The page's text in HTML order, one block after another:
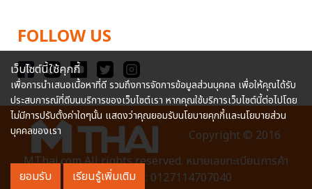
FOLLOW US
Copyright © 2016
MThai.com All rights reserved. หมายเลขทะเบียนการค้า
อิเล็กทรอนิกส์ : 0127114707040
เว็บไซต์นี้ใช้คุกกี้
เพื่อการนำเสนอเนื้อหาที่ดี รวมถึงการจัดการข้อมูลส่วนบุคคล เพื่อให้คุณได้รับ
ประสบการณ์ที่ดีบนบริการของเว็บไซต์เรา หากคุณใช้บริการเว็บไซต์นี้ต่อไปโดย
ไม่มีการปรับตั้งค่าใดๆนั้น แสดงว่าคุณยอมรับนโยบายคุกกี้และนโยบายส่วน
บุคคลของเรา
ยอมรับ เรียนรู้เพิ่มเติม